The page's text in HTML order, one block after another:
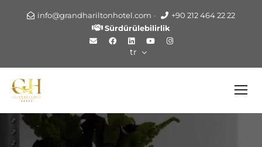
info@grandhariltonhotel.com -
+90 212 464 22 22
Sürdürülebilirlik
tr